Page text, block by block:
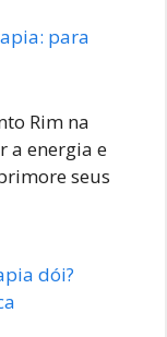
para
Rim na
energia e
seus
dói?